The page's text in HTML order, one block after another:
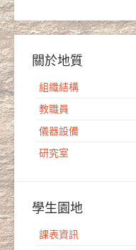
關於地質
組織結構
教職員
儀器設備
研究室
學生園地
課表資訊